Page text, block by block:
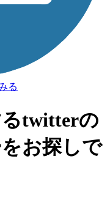
る
twitterの
お探しで